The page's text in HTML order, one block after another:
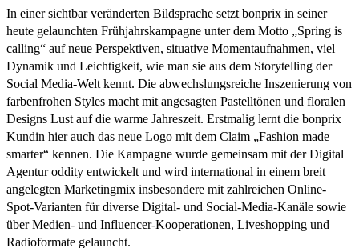
In einer sichtbar veränderten Bildsprache setzt bonprix in seiner
heute gelaunchten Frühjahrskampagne unter dem Motto „Spring is
calling“ auf neue Perspektiven, situative Momentaufnahmen, viel
Dynamik und Leichtigkeit, wie man sie aus dem Storytelling der
Social Media-Welt kennt. Die abwechslungsreiche Inszenierung von
farbenfrohen Styles macht mit angesagten Pastelltönen und floralen
Designs Lust auf die warme Jahreszeit. Erstmalig lernt die bonprix
Kundin hier auch das neue Logo mit dem Claim „Fashion made
smarter“ kennen. Die Kampagne wurde gemeinsam mit der Digital
Agentur oddity entwickelt und wird international in einem breit
angelegten Marketingmix insbesondere mit zahlreichen Online-
Spot-Varianten für diverse Digital- und Social-Media-Kanäle sowie
über Medien- und Influencer-Kooperationen, Liveshopping und
Radioformate gelauncht.